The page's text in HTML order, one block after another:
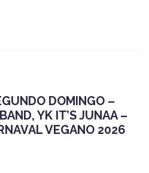
DOMINGO –
YK IT’S JUNAA –
VEGANO 2026